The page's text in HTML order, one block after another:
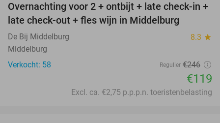
52%
Overnachting voor 2 + ontbijt + late check-in +
late check-out + fles wijn in Middelburg
De Bij Middelburg 8.3 star
Middelburg
Verkocht: 58
Regulier €246
€119
Excl. ca. €2,75 p.p.p.n. toeristenbelasting